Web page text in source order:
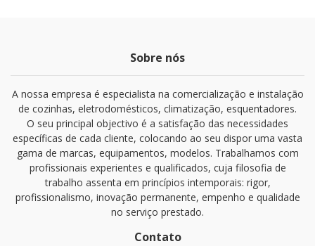
Sobre nós
A nossa empresa é especialista na comercialização e instalação
de cozinhas, eletrodomésticos, climatização, esquentadores.
O seu principal objectivo é a satisfação das necessidades
específicas de cada cliente, colocando ao seu dispor uma vasta
gama de marcas, equipamentos, modelos. Trabalhamos com
profissionais experientes e qualificados, cuja filosofia de
trabalho assenta em princípios intemporais: rigor,
profissionalismo, inovação permanente, empenho e qualidade
no serviço prestado.
Contato